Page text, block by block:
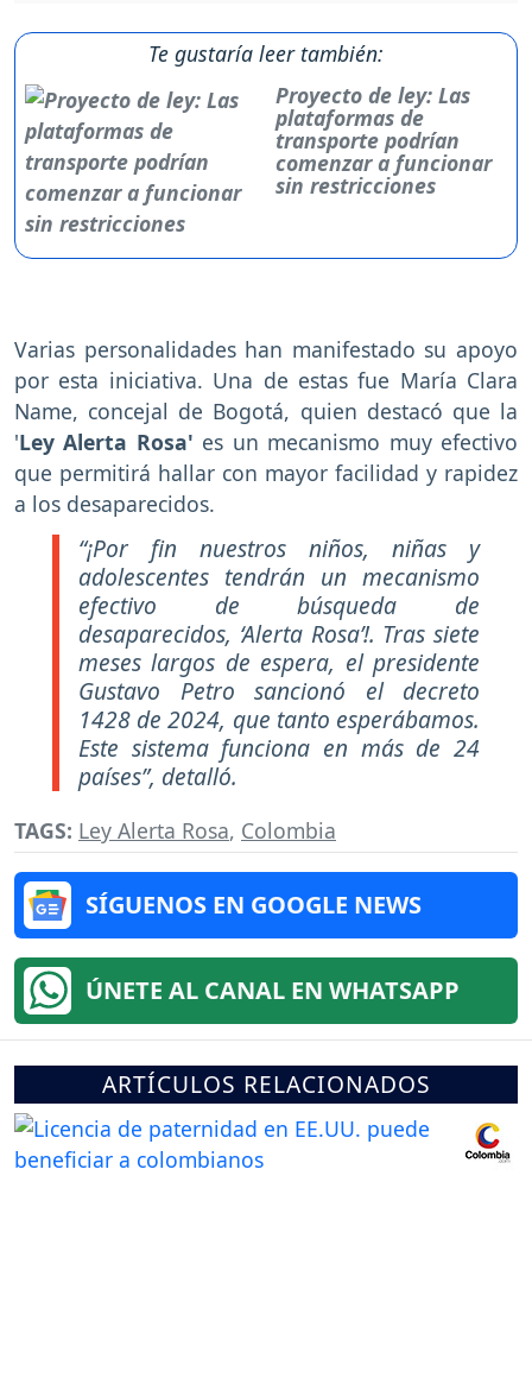
Te gustaría leer también:
Proyecto de ley: Las
plataformas de
transporte podrían
comenzar a funcionar
sin restricciones
Varias personalidades han manifestado su apoyo
por esta iniciativa. Una de estas fue María Clara
Name, concejal de Bogotá, quien destacó que la
'Ley Alerta Rosa' es un mecanismo muy efectivo
que permitirá hallar con mayor facilidad y rapidez
a los desaparecidos.
“¡Por fin nuestros niños, niñas y
adolescentes tendrán un mecanismo
efectivo de búsqueda de
desaparecidos, ‘Alerta Rosa’!. Tras siete
meses largos de espera, el presidente
Gustavo Petro sancionó el decreto
1428 de 2024, que tanto esperábamos.
Este sistema funciona en más de 24
países”, detalló.
TAGS: Ley Alerta Rosa, Colombia
SÍGUENOS EN GOOGLE NEWS
ÚNETE AL CANAL EN WHATSAPP
ARTÍCULOS RELACIONADOS